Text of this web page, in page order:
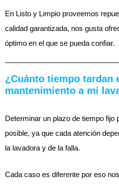
En Listo y Limpio proveemos
calidad garantizada, nos gusta
óptimo en el que se pueda confiar.
¿Cuánto tiempo tardan
mantenimiento a mi
Determinar un plazo de tiempo fijo
posible, ya que cada atención
la lavadora y de la falla.
Cada caso es diferente por eso